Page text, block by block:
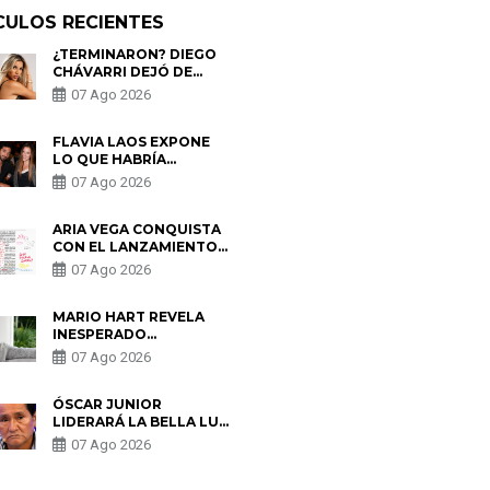
RECIENTES
¿TERMINARON? DIEGO
CHÁVARRI DEJÓ DE
SEGUIR A GABRIELA
HERRERA Y ANUNCIA SU
07 Ago 2026
FLAVIA LAOS EXPONE
LO QUE HABRÍA
BUSCADO PABLO
HEREDIA CON ALE
PARTES QUERÍA EL
REMEMBER”
07 Ago 2026
ARIA VEGA CONQUISTA
CON EL LANZAMIENTO
DE “TOTOTO (+4)”
07 Ago 2026
MARIO HART REVELA
INESPERADO
PROBLEMA DE SALUD
ANTES DE SEPARARSE
ENCONTRARON UN
TUMOR”
07 Ago 2026
ÓSCAR JUNIOR
LIDERARÁ LA BELLA LUZ
TRAS SALIDA DE SU
PADRE POR POLÉMICA
07 Ago 2026